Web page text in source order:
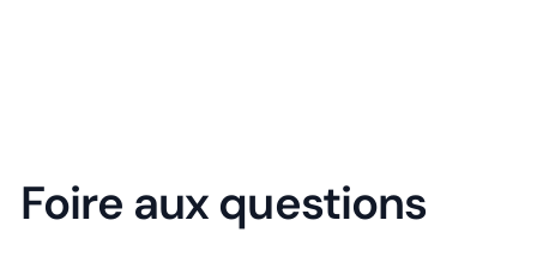
Foire aux questions